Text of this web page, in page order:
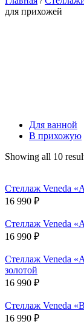
для прихожей
Для ванной
В прихожую
Showing all 10
Стеллаж Veneda
16 990 ₽
Стеллаж Veneda
16 990 ₽
Стеллаж Veneda
золотой
16 990 ₽
Стеллаж Veneda
16 990 ₽